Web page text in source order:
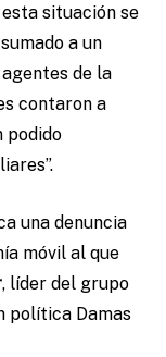
situación se
a un
de la
contaron a
podido
una denuncia
móvil al que
, líder del grupo
política Damas